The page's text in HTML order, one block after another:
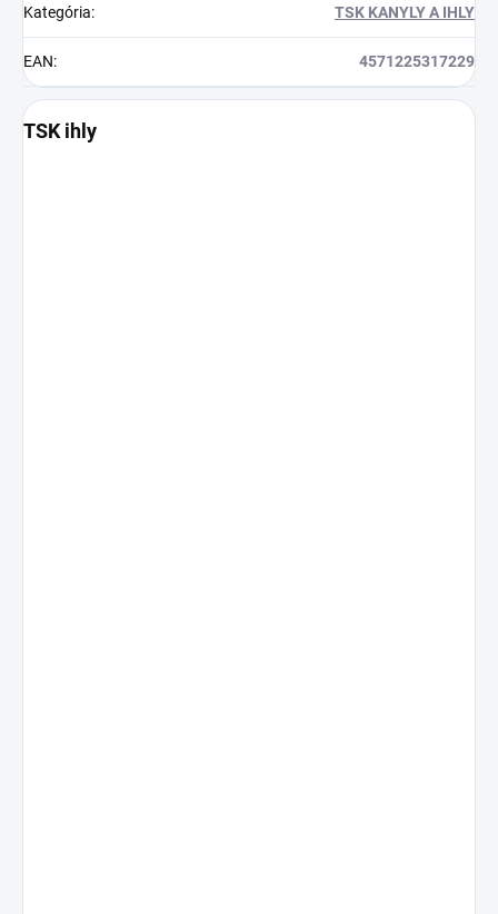
Kategória: TSK KANYLY A IHLY
EAN: 4571225317229
TSK ihly